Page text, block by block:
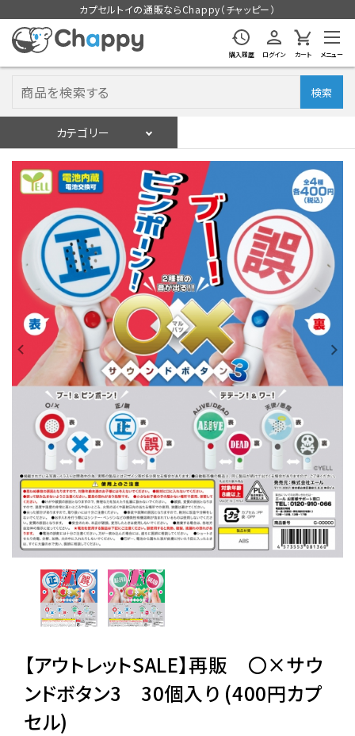
カプセルトイの通販ならChappy（チャッピー）
購入履歴 ログイン カート メニュー
検索
カテゴリー
ログイン 会員登録
入荷スケジュールをチェック
カプセルトイマシン本体
カプセルトイ
販促用空カプセル
レンタル
景品・玩具・文具
販促用カプセルトイ
よくあるご質問
ご利用ガイド
06-6282-7659
【アウトレットSALE】再販 〇×サウ
ンドボタン3 30個入り (400円カプ
セル)